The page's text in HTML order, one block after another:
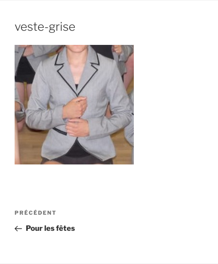
veste-grise
Navigation
l’article
Article
précédent
PRÉCÉDENT
Pour les fêtes